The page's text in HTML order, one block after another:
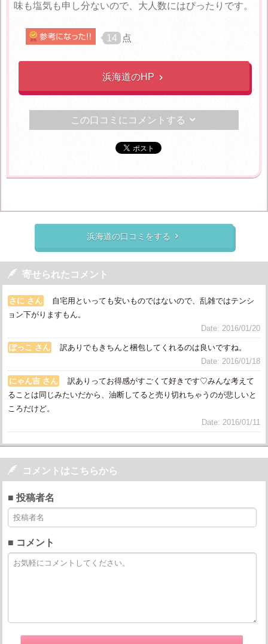
味も塩気も申し分ないので、大人数にはぴったりです。
14 点
浜海道のHP 
この口コミにコメントする 
浜海道の口コミをする 
 寄せられたコメント
さに さん
自宅用といっても安いものではないので、乱雑ではテンシ
ョン下がりますもん。
Date: 2016/01/20
ぽっこ さん
訳ありでもきちんと梱包してくれるのは良いですね。
Date: 2016/01/18
にゃん吉 さん
訳ありってお得感がすごくて好きです♡みんな考えて
ることは同じみたいだから、油断してると売り切れちゃうのが悲しいと
ころだけど。
Date: 2016/01/11
 コメントはこちらから
■ 投稿者名
■ コメント